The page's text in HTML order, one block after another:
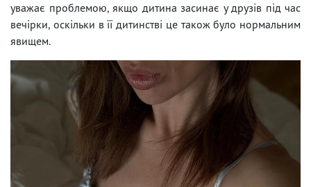
уважає проблемою, якщо дитина засинає у друзів під час
вечірки, оскільки в її дитинстві це також було нормальним
явищем.